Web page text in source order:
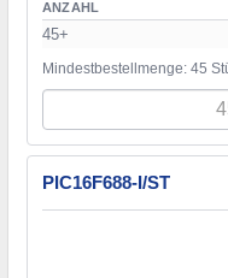
ANZAHL
45+
Mindestbestellmenge: 45
PIC16F688-I/ST